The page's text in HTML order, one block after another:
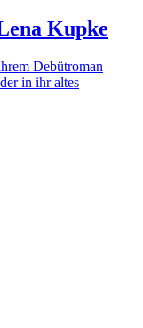
Kupke
Debütroman
in ihr altes